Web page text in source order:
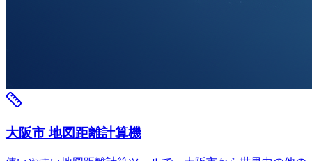
大阪市 地図距離計算機